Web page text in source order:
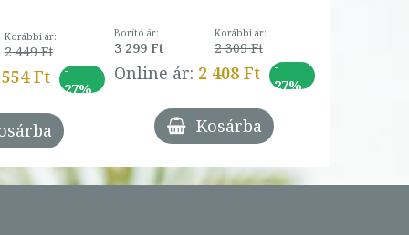
Korábbi ár:
2 449 Ft
Ft
-
27%
Borító ár:
3 299 Ft
Korábbi ár:
2 309 Ft
Online ár: 2 408 Ft
-
27%
Kosárba